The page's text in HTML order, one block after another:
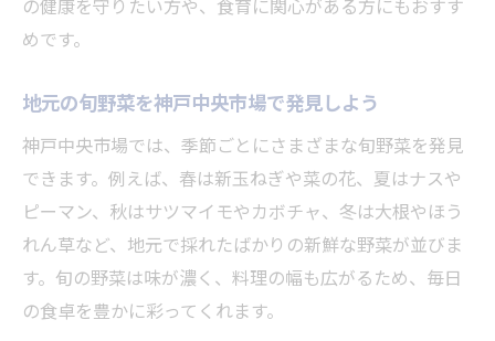
の健康を守りたい方や、食育に関心がある方にもおすす
めです。
地元の旬野菜を神戸中央市場で発見しよう
神戸中央市場では、季節ごとにさまざまな旬野菜を発見
できます。例えば、春は新玉ねぎや菜の花、夏はナスや
ピーマン、秋はサツマイモやカボチャ、冬は大根やほう
れん草など、地元で採れたばかりの新鮮な野菜が並びま
す。旬の野菜は味が濃く、料理の幅も広がるため、毎日
の食卓を豊かに彩ってくれます。